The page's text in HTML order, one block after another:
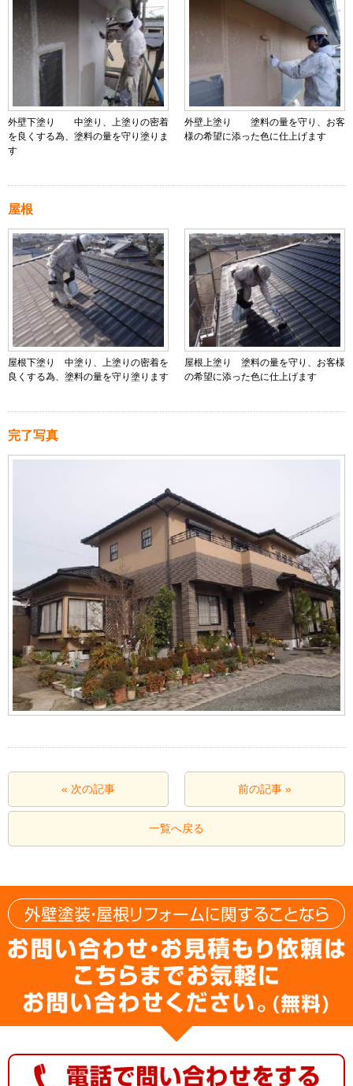
外壁下塗り 中塗り、上塗りの密着
を良くする為、塗料の量を守り塗りま
す
外壁上塗り 塗料の量を守り、お客
様の希望に添った色に仕上げます
屋根
屋根下塗り 中塗り、上塗りの密着を
良くする為、塗料の量を守り塗ります
屋根上塗り 塗料の量を守り、お客様
の希望に添った色に仕上げます
完了写真
« 次の記事 前の記事 »
一覧へ戻る